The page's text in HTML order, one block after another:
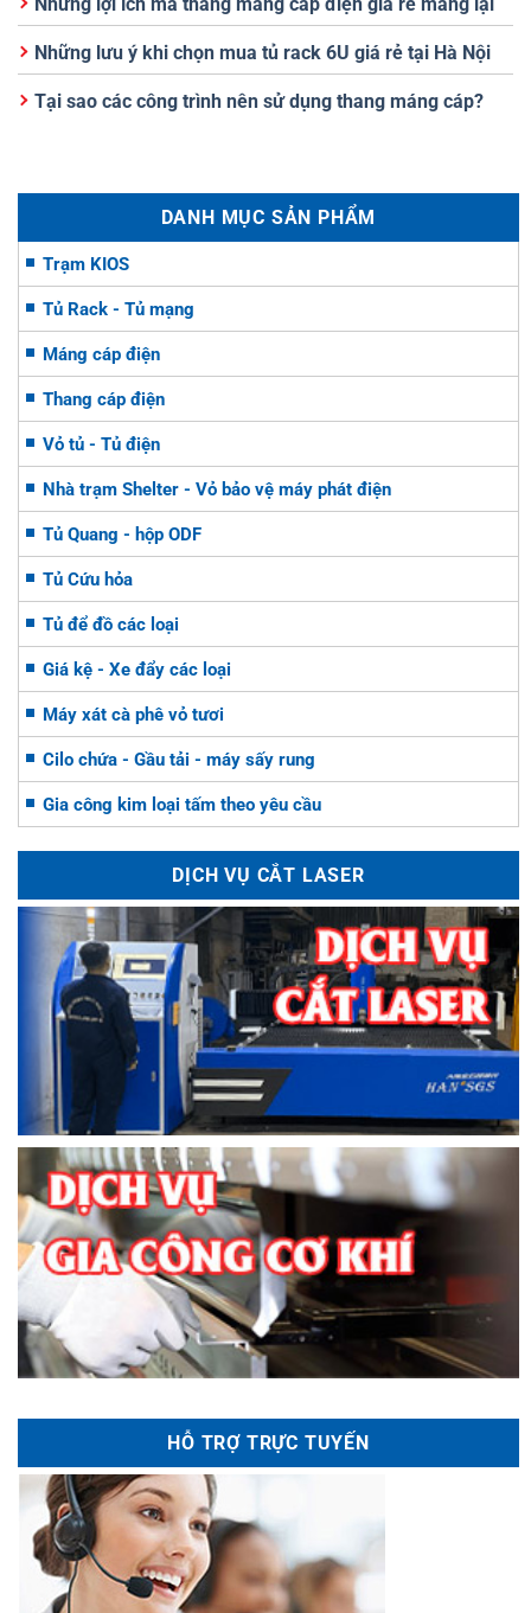
DANH MỤC SẢN PHẨM
Trạm KIOS
Tủ Rack - Tủ mạng
Máng cáp điện
Thang cáp điện
Vỏ tủ - Tủ điện
Nhà trạm Shelter - Vỏ bảo vệ máy phát điện
Tủ Quang - hộp ODF
Tủ Cứu hỏa
Tủ để đồ các loại
Giá kệ - Xe đẩy các loại
Máy xát cà phê vỏ tươi
Cilo chứa - Gầu tải - máy sấy rung
Gia công kim loại tấm theo yêu cầu
DỊCH VỤ CẮT LASER
HỖ TRỢ TRỰC TUYẾN
Những lưu ý khi chọn mua tủ rack 6U giá rẻ tại Hà Nội
Tại sao các công trình nên sử dụng thang máng cáp?